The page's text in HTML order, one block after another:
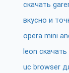
скачать
вкусно и
opera mini
leon скачать
uc browser